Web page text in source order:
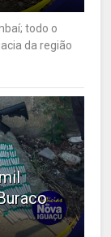
todo o
da região